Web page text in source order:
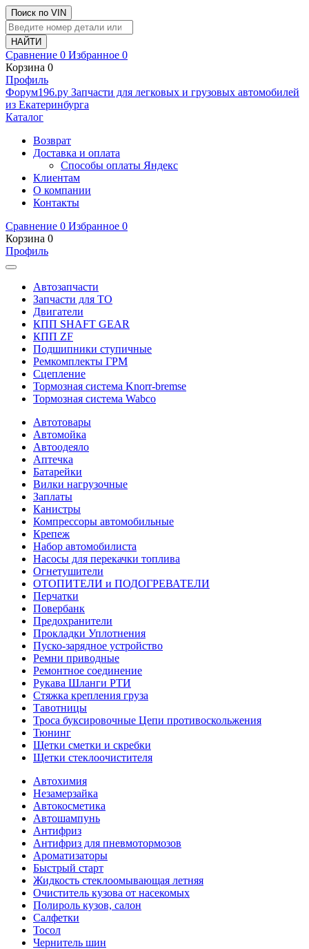
Поиск по VIN
Сравнение 0 Избранное 0
Корзина 0
Профиль
Фoрум196.ру Запчасти для легковых и грузовых автомобилей
из Екатеринбурга
Каталог
Возврат
Доставка и оплата
Способы оплаты Яндекс
Клиентам
О компании
Контакты
Сравнение 0 Избранное 0
Корзина 0
Профиль
Автозапчасти
Запчасти для ТО
Двигатели
КПП SHAFT GEAR
КПП ZF
Подшипники ступичные
Ремкомплекты ГРМ
Сцепление
Тормозная система Knorr-bremse
Тормозная система Wabco
Автотовары
Автомойка
Автоодеяло
Аптечка
Батарейки
Вилки нагрузочные
Заплаты
Канистры
Компрессоры автомобильные
Крепеж
Набор автомобилиста
Насосы для перекачки топлива
Огнетушители
ОТОПИТЕЛИ и ПОДОГРЕВАТЕЛИ
Перчатки
Повербанк
Предохранители
Прокладки Уплотнения
Пуско-зарядное устройство
Ремни приводные
Ремонтное соединение
Рукава Шланги РТИ
Стяжка крепления груза
Тавотницы
Троса буксировочные Цепи противоскольжения
Тюнинг
Щетки сметки и скребки
Щетки стеклоочистителя
Автохимия
Незамерзайка
Автокосметика
Автошампунь
Антифриз
Антифриз для пневмотормозов
Ароматизаторы
Быстрый старт
Жидкость стеклоомывающая летняя
Очиститель кузова от насекомых
Полироль кузов, салон
Салфетки
Тосол
Чернитель шин